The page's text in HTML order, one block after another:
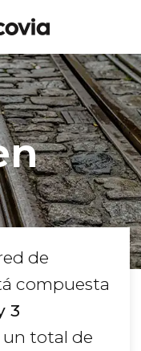
de
compuesta
3
total de